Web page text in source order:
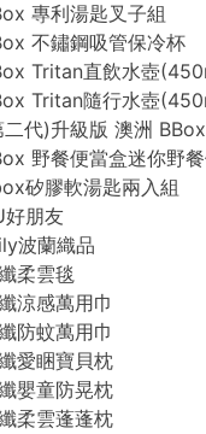
專利湯匙叉子組
不鏽鋼吸管保冷杯
Tritan直飲水壺
Tritan隨行水壺
二代)升級版 澳洲
野餐便當盒迷你野
矽膠軟湯匙兩入組
好朋友
波蘭織品
柔雲毯
涼感萬用巾
防蚊萬用巾
愛睏寶貝枕
嬰童防晃枕
柔雲蓬蓬枕